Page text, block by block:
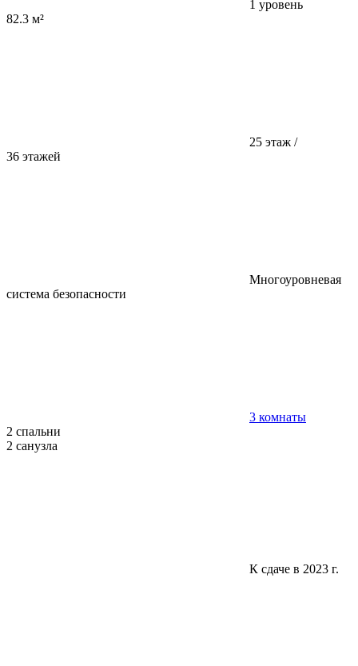
1 уровень
82.3 м²
25 этаж /
36 этажей
Многоуровневая
система безопасности
3 комнаты
2 спальни
2 санузла
К сдаче в 2023 г.